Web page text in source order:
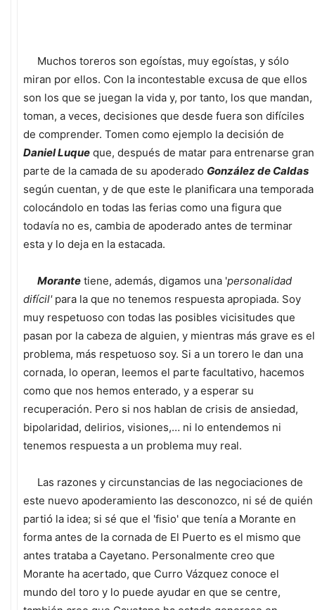
Muchos toreros son egoístas, muy egoístas, y sólo
miran por ellos. Con la incontestable excusa de que ellos
son los que se juegan la vida y, por tanto, los que mandan,
toman, a veces, decisiones que desde fuera son difíciles
de comprender. Tomen como ejemplo la decisión de
Daniel Luque que, después de matar para entrenarse gran
parte de la camada de su apoderado González de Caldas
según cuentan, y de que este le planificara una temporada
colocándolo en todas las ferias como una figura que
todavía no es, cambia de apoderado antes de terminar
esta y lo deja en la estacada.
Morante tiene, además, digamos una 'personalidad
difícil'para la que no tenemos respuesta apropiada. Soy
muy respetuoso con todas las posibles vicisitudes que
pasan por la cabeza de alguien, y mientras más grave es el
problema, más respetuoso soy. Si a un torero le dan una
cornada, lo operan, leemos el parte facultativo, hacemos
como que nos hemos enterado, y a esperar su
recuperación. Pero si nos hablan de crisis de ansiedad,
bipolaridad, delirios, visiones,… ni lo entendemos ni
tenemos respuesta a un problema muy real.
Las razones y circunstancias de las negociaciones de
este nuevo apoderamiento las desconozco, ni sé de quién
partió la idea; si sé que el 'fisio' que tenía a Morante en
forma antes de la cornada de El Puerto es el mismo que
antes trataba a Cayetano. Personalmente creo que
Morante ha acertado, que Curro Vázquez conoce el
mundo del toro y lo puede ayudar en que se centre,